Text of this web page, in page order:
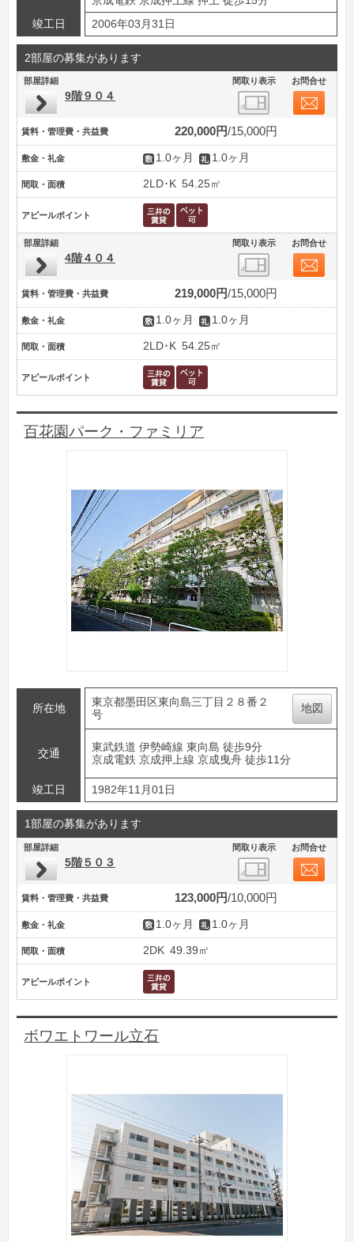
竣工日
2006年03月31日
2部屋の募集があります
部屋詳細 間取り表示 お問合せ
9階９０４
賃料・管理費・共益費 220,000円 15,000円
敷金・礼金 1.0ヶ月 1.0ヶ月
間取・面積 2LD･K 54.25㎡
アピールポイント
部屋詳細 間取り表示 お問合せ
4階４０４
賃料・管理費・共益費 219,000円 15,000円
敷金・礼金 1.0ヶ月 1.0ヶ月
間取・面積 2LD･K 54.25㎡
アピールポイント
百花園パーク・ファミリア
所在地
東京都墨田区東向島三丁目２８番２
号
地図
交通
東武鉄道 伊勢崎線 東向島 徒歩9分
京成電鉄 京成押上線 京成曳舟 徒歩11分
竣工日 1982年11月01日
1部屋の募集があります
部屋詳細 間取り表示 お問合せ
5階５０３
賃料・管理費・共益費 123,000円 10,000円
敷金・礼金 1.0ヶ月 1.0ヶ月
間取・面積 2DK 49.39㎡
アピールポイント
ボワエトワール立石